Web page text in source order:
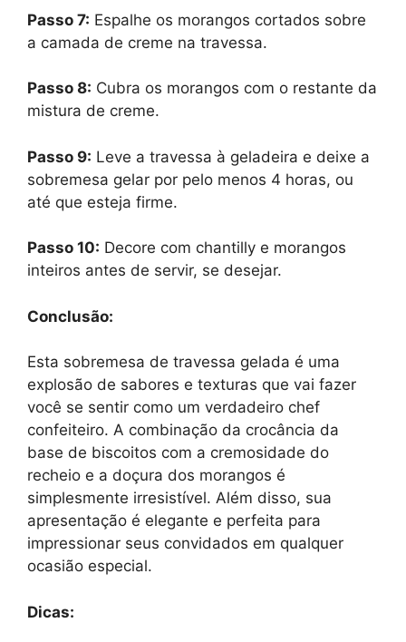
Passo 7: Espalhe os morangos cortados sobre
a camada de creme na travessa.
Passo 8: Cubra os morangos com o restante da
mistura de creme.
Passo 9: Leve a travessa à geladeira e deixe a
sobremesa gelar por pelo menos 4 horas, ou
até que esteja firme.
Passo 10: Decore com chantilly e morangos
inteiros antes de servir, se desejar.
Conclusão:
Esta sobremesa de travessa gelada é uma
explosão de sabores e texturas que vai fazer
você se sentir como um verdadeiro chef
confeiteiro. A combinação da crocância da
base de biscoitos com a cremosidade do
recheio e a doçura dos morangos é
simplesmente irresistível. Além disso, sua
apresentação é elegante e perfeita para
impressionar seus convidados em qualquer
ocasião especial.
Dicas: